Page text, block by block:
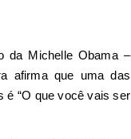
da Michelle Obama –
afirma que uma das
é “O que você vais ser